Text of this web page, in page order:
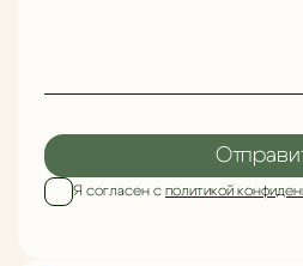
Я согласен с политикой